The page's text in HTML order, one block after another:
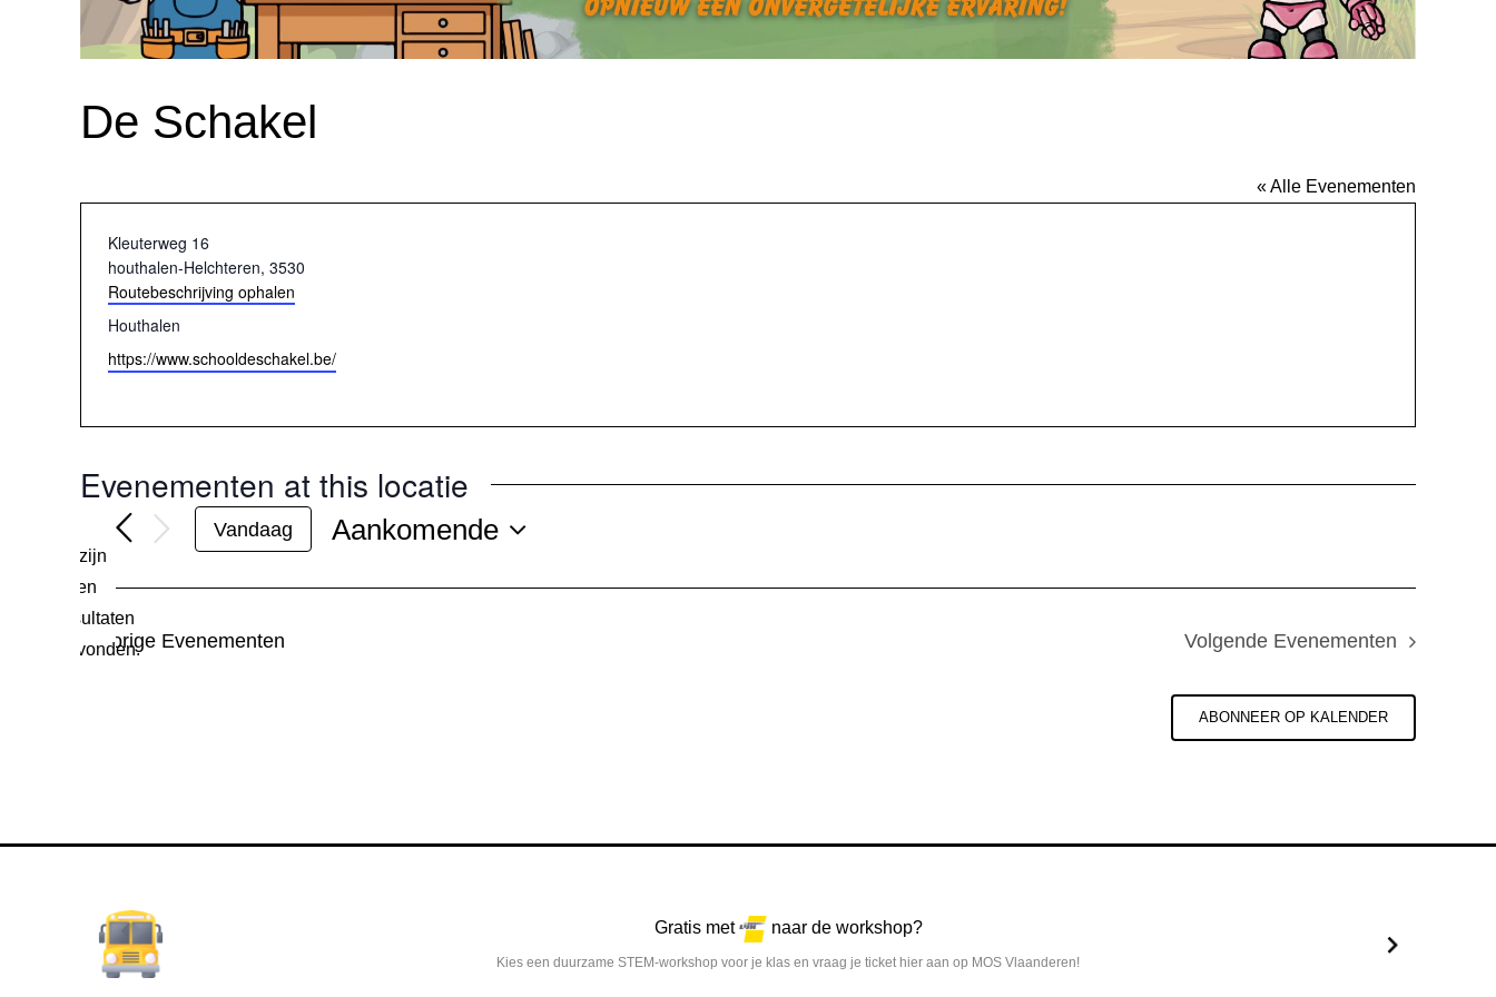
De Schakel
« Alle Evenementen
Adres
Kleuterweg 16
houthalen-Helchteren, 3530
Routebeschrijving ophalen
Telefoon
Houthalen
Website
https://www.schooldeschakel.be/
Evenementen at this locatie
Bericht
Er zijn
geen
resultaten
gevonden.
Vandaag
Aankomende
een
Vorige Evenementen Volgende Evenementen
ABONNEER OP KALENDER
Gratis met naar de workshop?
Kies een duurzame STEM-workshop voor je klas en vraag je ticket hier aan op MOS Vlaanderen!